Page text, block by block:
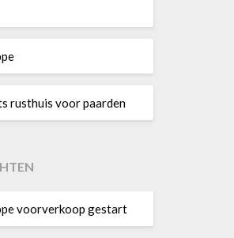
rusthuis voor paarden
voorverkoop gestart